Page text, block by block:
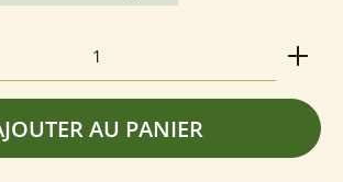
: Entrez la quantité
AU PANIER